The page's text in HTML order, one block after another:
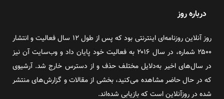
درباره روز
روز آنلاین روزنامه‌ای اینترنتی بود که پس از طول ۱۲ سال فعالیت و انتشار
۲۵۰۰ شماره، در سال ۲۰۱۶ به فعالیت خود پایان داد و وب‌سایت آن نیز
در سال‌های اخیر به‌دلایل مختلف حذف و از دسترس خارج شد. آرشیوی
که در حال حاضر مشاهده می‌کنید، بخشی از مقالات و گزارش‌های منتشر
شده در روزآنلاین است که بازیابی شده‌اند.